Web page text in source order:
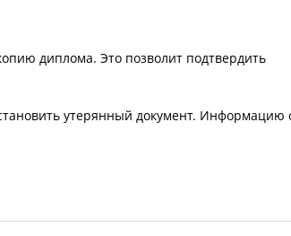
диплома. Это позволит подтвердить
утерянный документ. Информацию